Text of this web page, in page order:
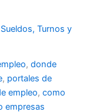
Turnos y
, donde
, portales de
empleo, como
empresas